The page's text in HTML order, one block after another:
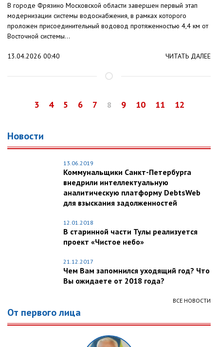
В городе Фрязино Московской области завершен первый этап
модернизации системы водоснабжения, в рамках которого
проложен присоединительный водовод протяженностью 4,4 км от
Восточной системы...
13.04.2026 00:40 ЧИТАТЬ ДАЛЕЕ
3 4 5 6 7 8 9 10 11 12
Новости
13.06.2019
Коммунальщики Санкт-Петербурга
внедрили интеллектуальную
аналитическую платформу DebtsWeb
для взыскания задолженностей
12.01.2018
В старинной части Тулы реализуется
проект «Чистое небо»
21.12.2017
Чем Вам запомнился уходящий год? Что
Вы ожидаете от 2018 года?
ВСЕ НОВОСТИ
От первого лица